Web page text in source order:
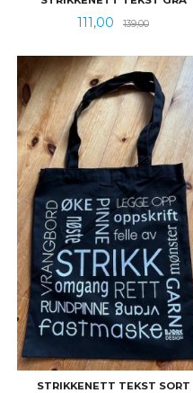
Tilbud
111,00 139,00Rabatt
STRIKKENETT TEKST SORT